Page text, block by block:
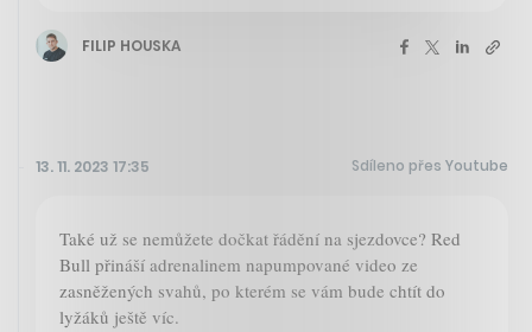
FILIP HOUSKA
13. 11. 2023 17:35 Sdíleno přes Youtube
Také už se nemůžete dočkat řádění na sjezdovce? Red
Bull přináší adrenalinem napumpované video ze
zasněžených svahů, po kterém se vám bude chtít do
lyžáků ještě víc.